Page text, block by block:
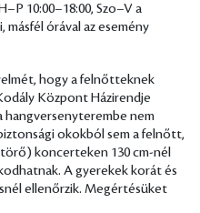
10:00–18:00, Szo–V a
órával az esemény
hogy a felnőtteknek
Központ Házirendje
hangversenyterembe nem
okokból sem a felnőtt,
koncerteken 130 cm-nél
A gyerekek korát és
ellenőrzik. Megértésüket